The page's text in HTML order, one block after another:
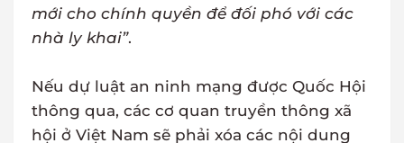
mới cho chính quyền để đối phó với các
nhà ly khai”.
Nếu dự luật an ninh mạng được Quốc Hội
thông qua, các cơ quan truyền thông xã
hội ở Việt Nam sẽ phải xóa các nội dung